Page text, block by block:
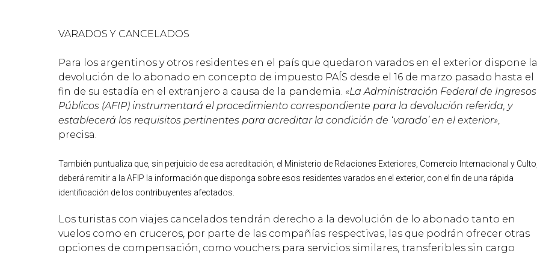
VARADOS Y CANCELADOS
Para los argentinos y otros residentes en el país que quedaron varados en el exterior dispone la
devolución de lo abonado en concepto de impuesto PAÍS desde el 16 de marzo pasado hasta el
fin de su estadía en el extranjero a causa de la pandemia. «La Administración Federal de Ingresos
Públicos (AFIP) instrumentará el procedimiento correspondiente para la devolución referida, y
establecerá los requisitos pertinentes para acreditar la condición de ‘varado’ en el exterior»,
precisa.
También puntualiza que, sin perjuicio de esa acreditación, el Ministerio de Relaciones Exteriores, Comercio Internacional y Culto,
deberá remitir a la AFIP la información que disponga sobre esos residentes varados en el exterior, con el fin de una rápida
identificación de los contribuyentes afectados.
Los turistas con viajes cancelados tendrán derecho a la devolución de lo abonado tanto en
vuelos como en cruceros, por parte de las compañías respectivas, las que podrán ofrecer otras
opciones de compensación, como vouchers para servicios similares, transferibles sin cargo